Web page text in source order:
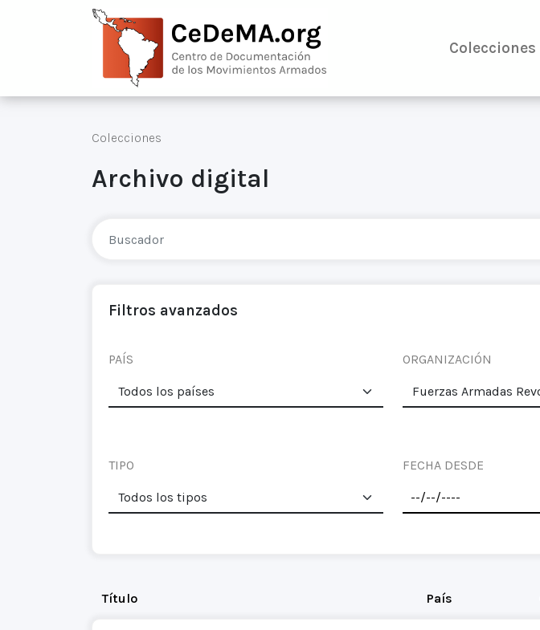
Colecciones
Colecciones
Archivo digital
Filtros avanzados
PAÍS ORGANIZACIÓN
TIPO FECHA DESDE
Título País